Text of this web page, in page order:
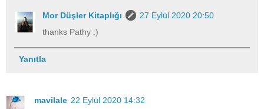
Mor Düşler Kitaplığı
27 Eylül 2020 20:50
thanks Pathy :)
Yanıtla
mavilale 22 Eylül 2020 14:32